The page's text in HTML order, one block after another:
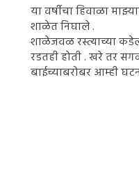
या वर्षीचा हिवाळा
शाळेत निघाले .
शाळेजवळ रस्त्याच्या
रडतही होती . खरे तर
बाईच्याबरोबर आम्ही